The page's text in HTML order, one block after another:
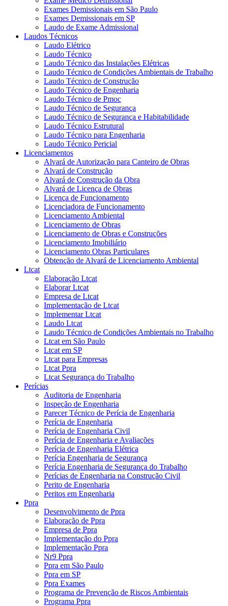
Exames Demissionais em São Paulo
Exames Demissionais em SP
Laudo de Exame Admissional
Laudos Técnicos
Laudo Elétrico
Laudo Técnico
Laudo Técnico das Instalações Elétricas
Laudo Técnico de Condições Ambientais de Trabalho
Laudo Técnico de Construção
Laudo Técnico de Engenharia
Laudo Técnico de Pmoc
Laudo Técnico de Segurança
Laudo Técnico de Segurança e Habitabilidade
Laudo Técnico Estrutural
Laudo Técnico para Engenharia
Laudo Técnico Pericial
Licenciamentos
Alvará de Autorização para Canteiro de Obras
Alvará de Construção
Alvará de Construção da Obra
Alvará de Licença de Obras
Licença de Funcionamento
Licenciadora de Funcionamento
Licenciamento Ambiental
Licenciamento de Obras
Licenciamento de Obras e Construções
Licenciamento Imobiliário
Licenciamento Obras Particulares
Obtenção de Alvará de Licenciamento Ambiental
Ltcat
Elaboração Ltcat
Elaborar Ltcat
Empresa de Ltcat
Implementação de Ltcat
Implementar Ltcat
Laudo Ltcat
Laudo Técnico de Condições Ambientais no Trabalho
Ltcat em São Paulo
Ltcat em SP
Ltcat para Empresas
Ltcat Ppra
Ltcat Segurança do Trabalho
Perícias
Auditoria de Engenharia
Inspeção de Engenharia
Parecer Técnico de Perícia de Engenharia
Perícia de Engenharia
Perícia de Engenharia Civil
Perícia de Engenharia e Avaliações
Perícia de Engenharia Elétrica
Perícia Engenharia de Segurança
Perícia Engenharia de Segurança do Trabalho
Perícias de Engenharia na Construção Civil
Perito de Engenharia
Peritos em Engenharia
Ppra
Desenvolvimento de Ppra
Elaboração de Ppra
Empresa de Ppra
Implementação do Ppra
Implementação Ppra
Nr9 Ppra
Ppra em São Paulo
Ppra em SP
Ppra Exames
Programa de Prevenção de Riscos Ambientais
Programa Ppra